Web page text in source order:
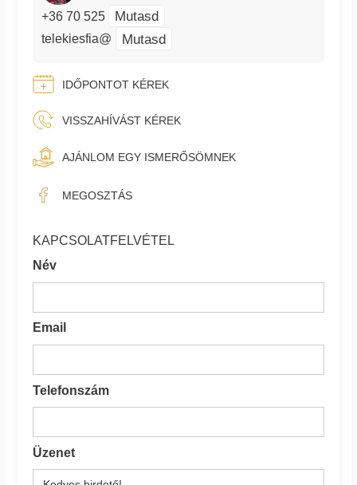
+36 70 525 Mutasd
telekiesfia@ Mutasd
IDŐPONTOT KÉREK
VISSZAHÍVÁST KÉREK
AJÁNLOM EGY ISMERŐSÖMNEK
MEGOSZTÁS
KAPCSOLATFELVÉTEL
Név
Email
Telefonszám
Üzenet